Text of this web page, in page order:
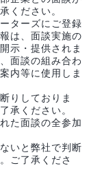
ください。
ターズにご登録
は、面談実施の
示・提供されま
面談の組み合わ
内等に使用しま
りしておりま
承ください。
た面談の全参加
いと弊社で判断
ご了承くださ